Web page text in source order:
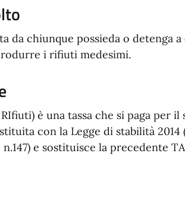
da chiunque possieda o detenga
i rifiuti medesimi.
RIfiuti) è una tassa che si paga
con la Legge di stabilità 2014
e sostituisce la precedente